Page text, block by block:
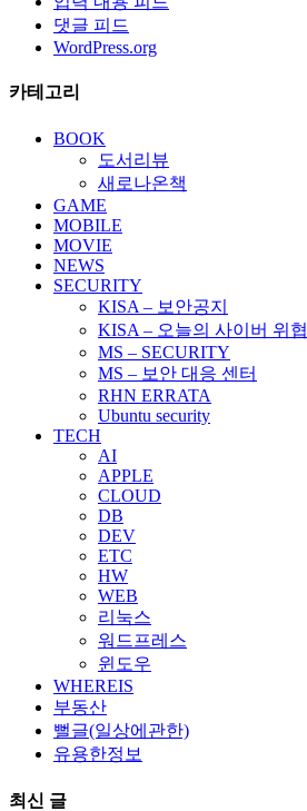
댓글 피드
WordPress.org
카테고리
BOOK
도서리뷰
새로나온책
GAME
MOBILE
MOVIE
NEWS
SECURITY
KISA – 보안공지
KISA – 오늘의 사이버 위협
MS – SECURITY
MS – 보안 대응 센터
RHN ERRATA
Ubuntu security
TECH
AI
APPLE
CLOUD
DB
DEV
ETC
HW
WEB
리눅스
워드프레스
윈도우
WHEREIS
부동산
뻘글(일상에관한)
유용한정보
최신 글